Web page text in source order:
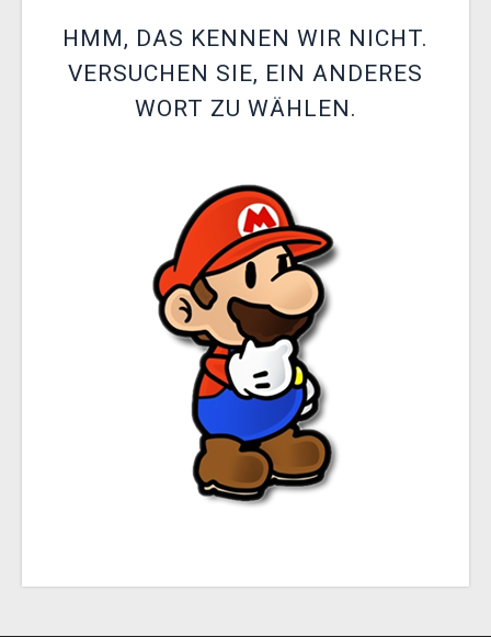
XZONE CLUB
HMM, DAS KENNEN WIR NICHT.
VERSUCHEN SIE, EIN ANDERES
WORT ZU WÄHLEN.